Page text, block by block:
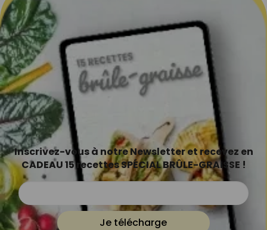
Inscrivez-vous à notre Newsletter et recevez en
CADEAU 15 recettes SPÉCIAL BRÛLE-GRAISSE !
Je télécharge